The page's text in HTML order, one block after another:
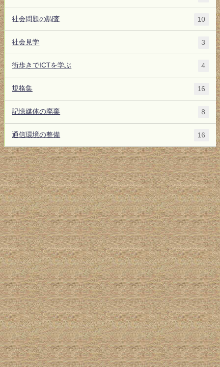
社会問題の調査 10
社会見学 3
街歩きでICTを学ぶ 4
規格集 16
記憶媒体の廃棄 8
通信環境の整備 16